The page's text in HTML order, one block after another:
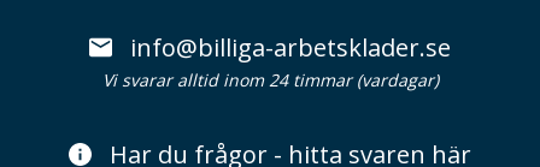
info@billiga-arbetsklader.se
Vi svarar alltid inom 24 timmar (vardagar)
Har du frågor - hitta svaren här